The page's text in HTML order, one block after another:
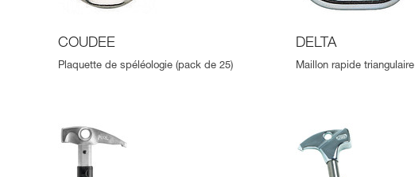
COUDEE
Plaquette de spéléologie (pack de 25)
DELTA
Maillon rapide triangulaire